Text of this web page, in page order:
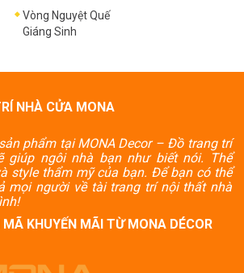
Vòng Nguyệt Quế
Giáng Sinh
NHÀ CỬA MONA
phẩm tại MONA Decor – Đồ trang trí
giúp ngôi nhà bạn như biết nói. Thể
style thẩm mỹ của bạn. Để bạn có thể
mọi người về tài trang trí nội thất nhà
KHUYẾN MÃI TỪ MONA DÉCOR